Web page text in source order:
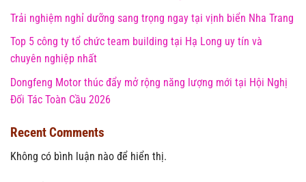
Trải nghiệm nghỉ dưỡng sang trọng ngay tại vịnh biển Nha Trang
Top 5 công ty tổ chức team building tại Hạ Long uy tín và
chuyên nghiệp nhất
Dongfeng Motor thúc đẩy mở rộng năng lượng mới tại Hội Nghị
Đối Tác Toàn Cầu 2026
Recent Comments
Không có bình luận nào để hiển thị.